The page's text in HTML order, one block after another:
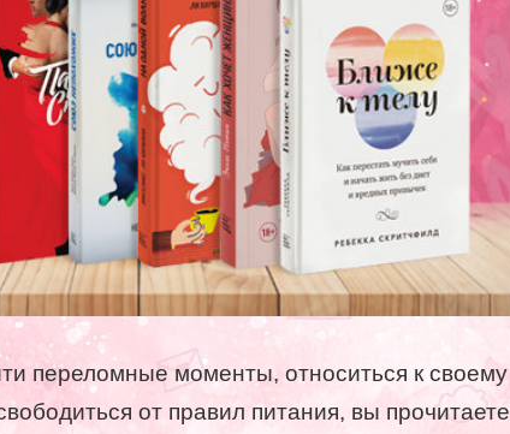
переломные моменты, относиться к своему
от правил питания, вы прочитаете